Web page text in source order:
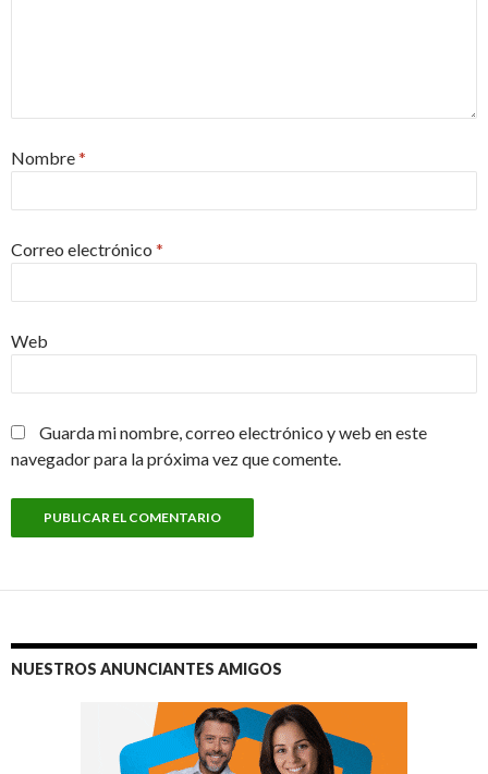
Nombre*
Correo electrónico *
Web
Guarda mi nombre, correo electrónico y web en este
navegador para la próxima vez que comente.
NUESTROS ANUNCIANTES AMIGOS